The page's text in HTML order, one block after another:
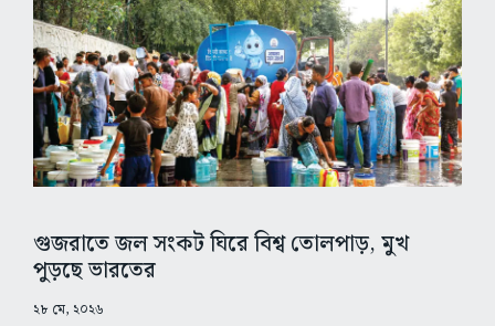
গুজরাতে জল সংকট ঘিরে বিশ্ব তোলপাড়, মুখ
পুড়ছে ভারতের
২৮ মে, ২০২৬